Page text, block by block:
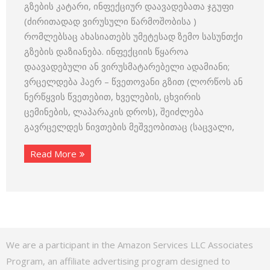
გზების კატარი, ინფექციურ დაავადებათა ჯგუფი
(ძირითადად ვირუსული წარმოშობისა )
რომლებსაც ახასიათებს უმეტესად ზემო სასუნთქი
გზების დაზიანება. ინფექციის წყაროა
დაავადებული ან ვირუსმატარებელი ადამიანი;
ვრცელდება ჰაერ – წვეთოვანი გზით (ლორწოს ან
ნერწყვის წვეთებით, ხველების, ცხვირის
ცემინების, ლაპარაკის დროს), შეიძლება
გავრცელდეს ნივთების მეშვეობითაც (საცვალი,
Read More
We are a participant in the Amazon Services LLC Associates
Program, an affiliate advertising program designed to